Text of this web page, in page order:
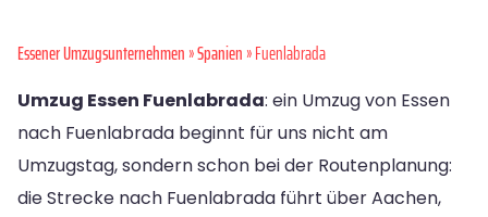
Essener Umzugsunternehmen»Spanien» Fuenlabrada
Umzug Essen Fuenlabrada: ein Umzug von Essen
nach Fuenlabrada beginnt für uns nicht am
Umzugstag, sondern schon bei der Routenplanung:
die Strecke nach Fuenlabrada führt über Aachen,